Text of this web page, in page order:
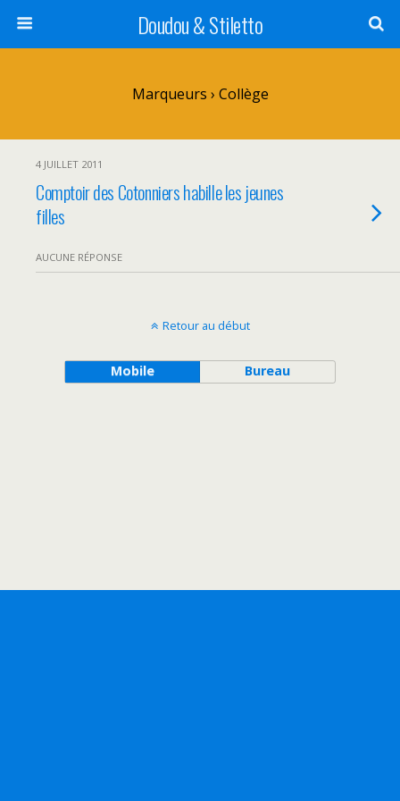
Doudou & Stiletto
Marqueurs › Collège
4 JUILLET 2011
Comptoir des Cotonniers habille les jeunes
filles
AUCUNE RÉPONSE
Retour au début
Mobile Bureau